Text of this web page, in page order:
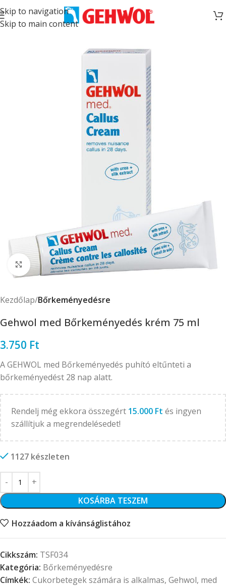
Skip to navigation
Skip to main content
Click to enlarge
Kezdőlap Bőrkeményedésre
Gehwol med Bőrkeményedés krém 75 ml
3.750 Ft
A GEHWOL med Bőrkeményedés puhító eltűnteti a
bőrkeményedést 28 nap alatt.
Rendelj még ekkora összegért 15.000 Ft és ingyen
szállítjuk a megrendelésedet!
1127 készleten
KOSÁRBA TESZEM
Hozzáadom a kívánságlistához
Cikkszám: TSF034
Kategória: Bőrkeményedésre
Címkék: Cukorbetegek számára is alkalmas, Gehwol, med